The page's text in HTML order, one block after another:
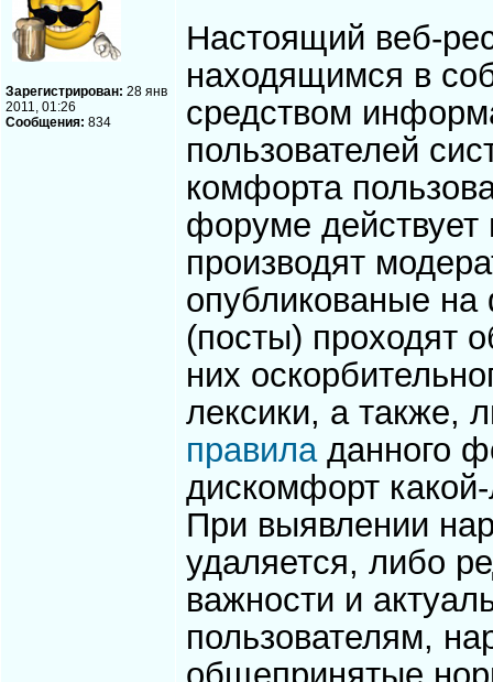
Зарегистрирован: 28 янв
2011, 01:26
Сообщения: 834
Настоящий веб-
находящимся в
средством
пользователей
комфорта
форуме действует
производят
опубликованые
(посты) проходят
них
лексики, а также,
правиладанного
дискомфорт
При выявлении
удаляется, либо
важности и
пользователям,